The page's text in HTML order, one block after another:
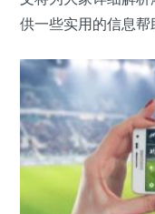
供一些实用的信息帮